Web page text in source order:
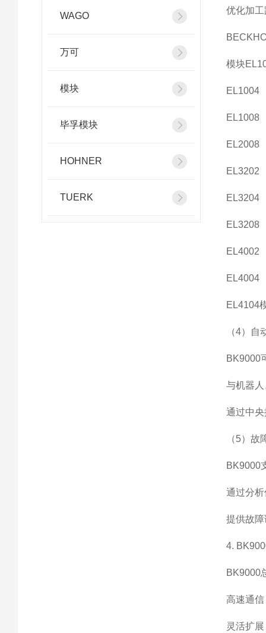
WAGO
万可
模块
毕孚模块
HOHNER
TUERK
优化加
模块
EL1004
EL1008
EL2008
EL3202
EL3204
EL3208
EL4002
EL4004
EL4104
（4）自
BK9000
与机器
通过中
（5）故
BK9000
通过分
提供故
4.
BK9000
高速通
灵活扩